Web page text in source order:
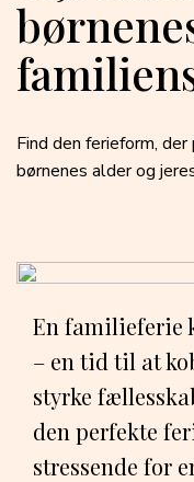
Find den ferieform,
børnenes alder og
En familieferie
– en tid til at
styrke
den perfekte
stressende for